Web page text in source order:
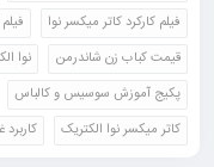
فیلم کارکرد کاتر میکسر نوا
قیمت کباب زن شاندرمن
نوا
پکیج آموزش سوسیس و کالباس
کاتر میکسر نوا الکتریک
کاربرد